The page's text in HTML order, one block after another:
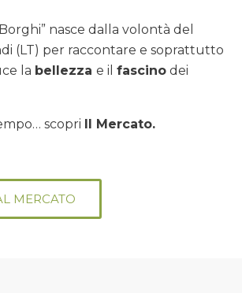
nasce dalla volontà del
(LT) per raccontare e soprattutto
la bellezza e il fascino dei
scopri Il Mercato.
MERCATO